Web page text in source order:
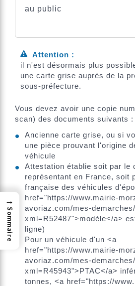
au public
Attention :
il n'est désormais plus
une carte grise auprès de la
sous-préfecture.
Vous devez avoir une copie
scan) des documents suivants :
Ancienne carte grise, ou si
une pièce prouvant l'origine
véhicule
Attestation établie soit par le
représentant en France, soit
française des véhicules
href="https://www.mairie-
avoriaz.com/mes-
xml=R52487">modèle</a>
ligne)
Pour un véhicule d'un <a
href="https://www.mairie-
avoriaz.com/mes-
xml=R45943">PTAC</a>
tonnes, <a href="https://
→
Sommaire